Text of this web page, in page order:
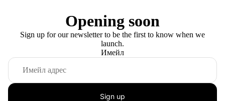
Opening soon
Sign up for our newsletter to be the first to know when we
launch.
Имейл
Sign up